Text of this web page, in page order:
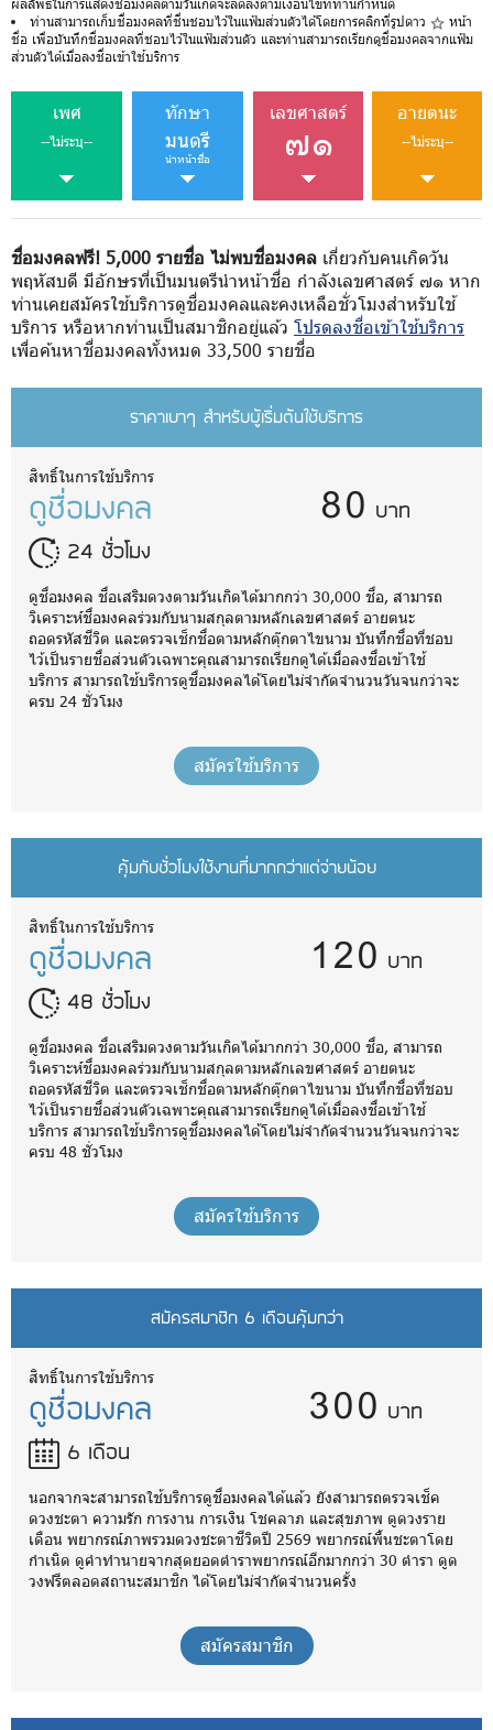
ท่านสามารถเก็บชื่อมงคลที่ชื่นชอบไว้ในแฟ้มส่วนตัวได้โดยการคลิกที่รูปดาว
หน้า
ชื่อ เพื่อบันทึกชื่อมงคลที่ชอบไว้ในแฟ้มส่วนตัว และท่านสามารถเรียกดูชื่อมงคลจากแฟ้ม
ส่วนตัวได้เมื่อลงชื่อเข้าใช้บริการ
เพศ
--ไม่ระบุ--
ทักษา
มนตรี
นำหน้าชื่อ
เลขศาสตร์
๗๑
อายตนะ
--ไม่ระบุ--
ชื่อมงคลฟรี! 5,000 รายชื่อ ไม่พบชื่อมงคล เกี่ยวกับคนเกิดวัน
พฤหัสบดี มีอักษรที่เป็นมนตรีนำหน้าชื่อ กำลังเลขศาสตร์ ๗๑ หาก
ท่านเคยสมัครใช้บริการดูชื่อมงคลและคงเหลือชั่วโมงสำหรับใช้
บริการ หรือหากท่านเป็นสมาชิกอยู่แล้ว โปรดลงชื่อเข้าใช้บริการ
เพื่อค้นหาชื่อมงคลทั้งหมด 33,500 รายชื่อ
ราคาเบาๆ สำหรับผู้เริ่มต้นใช้บริการ
สิทธิ์ในการใช้บริการ
ดูชื่อมงคล
24 ชั่วโมง
80 บาท
ดูชื่อมงคล ชื่อเสริมดวงตามวันเกิดได้มากกว่า 30,000 ชื่อ, สามารถ
วิเคราะห์ชื่อมงคลร่วมกับนามสกุลตามหลักเลขศาสตร์ อายตนะ
ถอดรหัสชีวิต และตรวจเช็กชื่อตามหลักตุ๊กตาไขนาม บันทึกชื่อที่ชอบ
ไว้เป็นรายชื่อส่วนตัวเฉพาะคุณสามารถเรียกดูได้เมื่อลงชื่อเข้าใช้
บริการ สามารถใช้บริการดูชื่อมงคลได้โดยไม่จำกัดจำนวนวันจนกว่าจะ
ครบ 24 ชั่วโมง
สมัครใช้บริการ
คุ้มกับชั่วโมงใช้งานที่มากกว่าแต่จ่ายน้อย
สิทธิ์ในการใช้บริการ
ดูชื่อมงคล
48 ชั่วโมง
120 บาท
ดูชื่อมงคล ชื่อเสริมดวงตามวันเกิดได้มากกว่า 30,000 ชื่อ, สามารถ
วิเคราะห์ชื่อมงคลร่วมกับนามสกุลตามหลักเลขศาสตร์ อายตนะ
ถอดรหัสชีวิต และตรวจเช็กชื่อตามหลักตุ๊กตาไขนาม บันทึกชื่อที่ชอบ
ไว้เป็นรายชื่อส่วนตัวเฉพาะคุณสามารถเรียกดูได้เมื่อลงชื่อเข้าใช้
บริการ สามารถใช้บริการดูชื่อมงคลได้โดยไม่จำกัดจำนวนวันจนกว่าจะ
ครบ 48 ชั่วโมง
สมัครใช้บริการ
สมัครสมาชิก 6 เดือนคุ้มกว่า
สิทธิ์ในการใช้บริการ
ดูชื่อมงคล
6 เดือน
300 บาท
นอกจากจะสามารถใช้บริการดูชื่อมงคลได้แล้ว ยังสามารถตรวจเช็ค
ดวงชะตา ความรัก การงาน การเงิน โชคลาภ และสุขภาพ ดูดวงราย
เดือน พยากรณ์ภาพรวมดวงชะตาชีวิตปี 2569 พยากรณ์พื้นชะตาโดย
กำเนิด ดูคำทำนายจากสุดยอดตำราพยากรณ์อีกมากกว่า 30 ตำรา ดูด
วงฟรีตลอดสถานะสมาชิก ได้โดยไม่จำกัดจำนวนครั้ง
สมัครสมาชิก